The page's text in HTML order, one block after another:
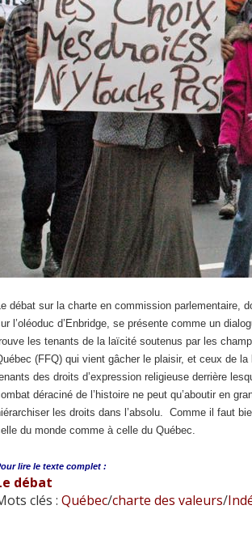
débat sur la charte en commission parlementaire,
l’oléoduc d’Enbridge, se présente comme un
les tenants de la laïcité soutenus par les
(FFQ) qui vient gâcher le plaisir, et ceux de
des droits d’expression religieuse derrière
déraciné de l’histoire ne peut qu’aboutir en
les droits dans l’absolu. Comme il faut
du monde comme à celle du Québec.
lire le texte complet :
débat
clés : Québec/charte des valeurs/